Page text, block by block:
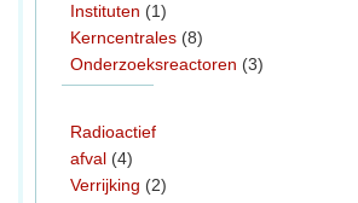
Instituten (1)
Kerncentrales (8)
Onderzoeksreactoren (3)
Radioactief
afval (4)
Verrijking (2)